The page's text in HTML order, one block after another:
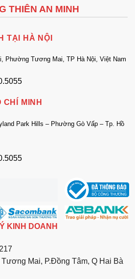
THIÊN AN MINH
TẠI HÀ NỘI
Phường Tương Mai, TP Hà Nội, Việt Nam
CHÍ MINH
Park Hills – Phường Gò Vấp – Tp. Hồ
KINH DOANH
Mai, P.Đồng Tâm, Q Hai Bà